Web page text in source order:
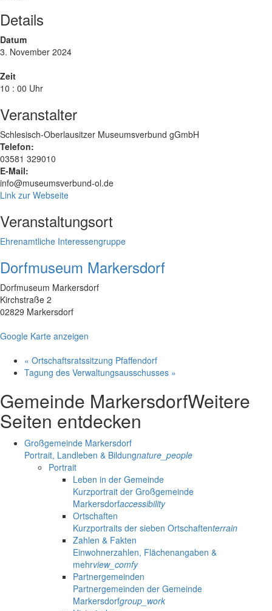
Details
Datum
3. November 2024
Zeit
10 : 00 Uhr
Veranstalter
Schlesisch-Oberlausitzer Museumsverbund gGmbH
Telefon:
03581 329010
E-Mail:
info@museumsverbund-ol.de
Link zur Webseite
Veranstaltungsort
Ehrenamtliche Interessengruppe
Dorfmuseum Markersdorf
Dorfmuseum Markersdorf
Kirchstraße 2
02829 Markersdorf
Google Karte anzeigen
« Ortschaftsratssitzung Pfaffendorf
Tagung des Verwaltungsausschusses »
Gemeinde MarkersdorfWeitere
Seiten entdecken
Großgemeinde Markersdorf
Portrait, Landleben & Bildungnature_people
Portrait
Leben in der Gemeinde
Kurzportrait der Großgemeinde
Markersdorfaccessibility
Ortschaften
Kurzportraits der sieben Ortschaftenterrain
Zahlen & Fakten
Einwohnerzahlen, Flächenangaben &
mehrview_comfy
Partnergemeinden
Partnergemeinden der Gemeinde
Markersdorfgroup_work